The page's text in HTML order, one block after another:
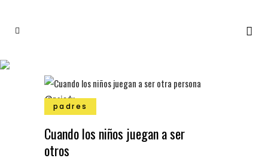
padres
Cuando los niños juegan a ser
otros